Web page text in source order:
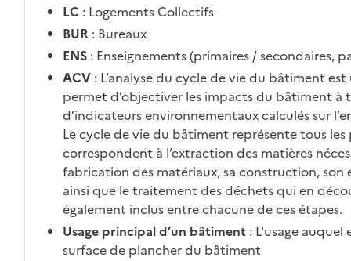
LC : Logements Collectifs
BUR : Bureaux
ENS : Enseignements (primaires / secondaires,
ACV : L’analyse du cycle de vie du bâtiment
permet d’objectiver les impacts du bâtiment à
d’indicateurs environnementaux calculés sur
Le cycle de vie du bâtiment représente tous
correspondent à l’extraction des matières
fabrication des matériaux, sa construction,
ainsi que le traitement des déchets qui en
également inclus entre chacune de ces étapes.
Usage principal d’un bâtiment : L'usage
surface de plancher du bâtiment